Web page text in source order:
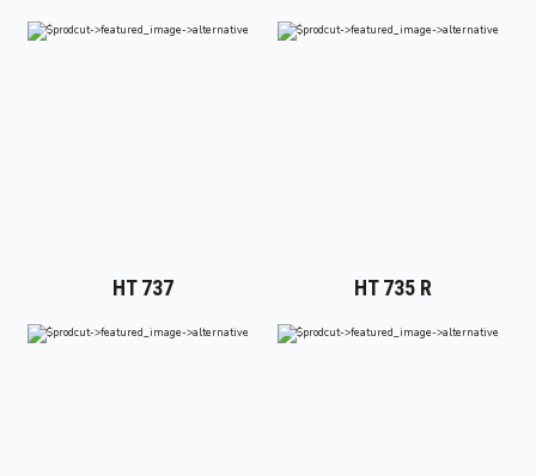
HT 737 HT 735 R